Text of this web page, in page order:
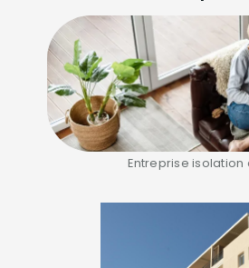
Entreprise isolation